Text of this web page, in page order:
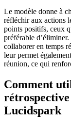
Le modèle donne à
réfléchir aux actions
points positifs, ceux
préférable
collaborer en temps
leur permet
réunion, ce qui
Comment
Lucidspark